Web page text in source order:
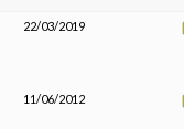
22/03/2019
11/06/2012